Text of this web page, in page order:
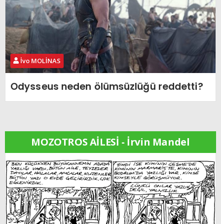
İvo MOLİNAS
Odysseus neden ölümsüzlüğü reddetti?
MOZOTROS AİLESİ - İrvin Mandel